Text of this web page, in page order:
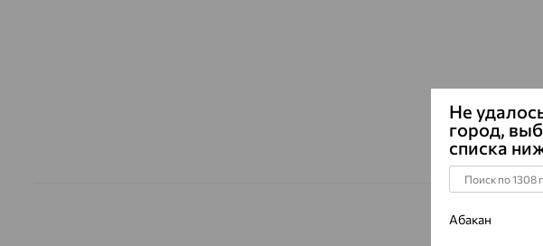
Не
город,
списка
Абакан